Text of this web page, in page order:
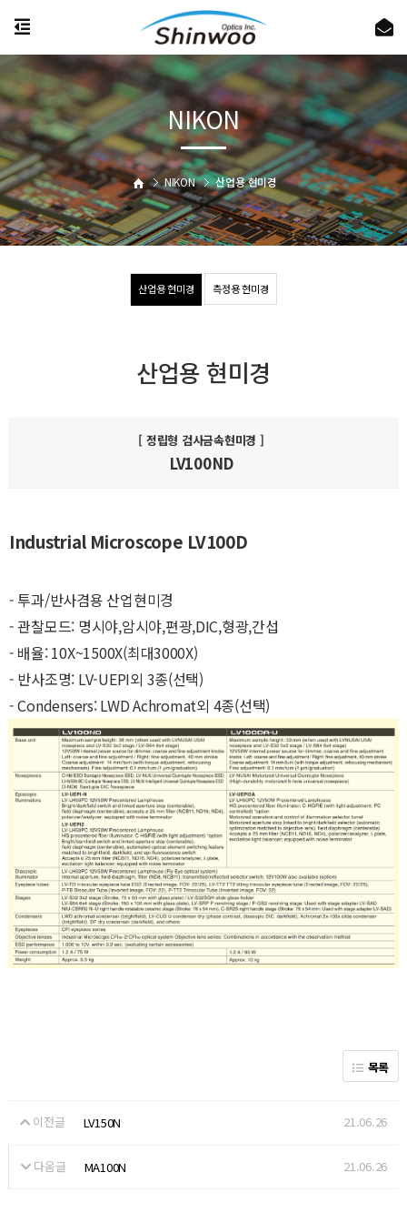
산업용 현미경 측정용 현미경
NIKON 산업용 현미경
NIKON
산업용 현미경
[ 정립형 검사금속현미경 ]
LV100ND
Industrial Microscope LV100D
- 투과/반사겸용 산업현미경
- 관찰모드: 명시야,암시야,편광,DIC,형광,간섭
- 배율: 10X~1500X(최대3000X)
- 반사조명: LV-UEPI외 3종(선택)
- Condensers: LWD Achromat외 4종(선택)
목록
이전글 LV150N 21.06.26
다음글 MA100N 21.06.26